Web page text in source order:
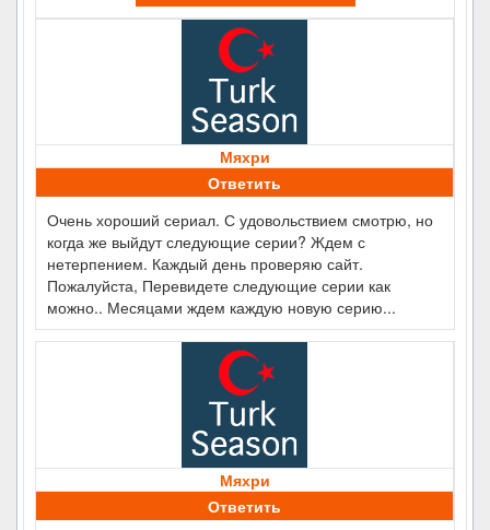
Мяхри
Ответить
Очень хороший сериал. С удовольствием смотрю, но
когда же выйдут следующие серии? Ждем с
нетерпением. Каждый день проверяю сайт.
Пожалуйста, Перевидете следующие серии как
можно.. Месяцами ждем каждую новую серию...
Мяхри
Ответить